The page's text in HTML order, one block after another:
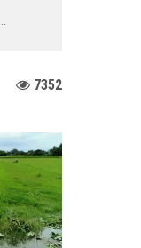
7352